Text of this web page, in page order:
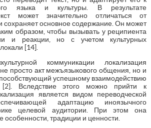
языка и культуры. В результате
может значительно отличаться от
сохраняет основное содержание. Он может
образом, чтобы вызывать у реципиента
и реакции, но с учетом культурных
[14].
коммуникации локализация
просто акт межъязыкового общения, но и
успешному взаимодействию
[2]. Вследствие этого можно прийти к
является видом переводческой
адаптацию иноязычного
целевой аудитории. При этом она
особенности, традиции и ценности.